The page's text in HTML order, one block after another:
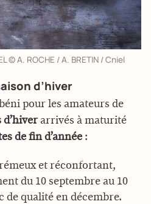
© A. ROCHE / A. BRETIN / Cniel
d’hiver
pour les amateurs de
d’hiver arrivés à maturité
de fin d’année :
et réconfortant,
du 10 septembre au 10
de qualité en décembre.